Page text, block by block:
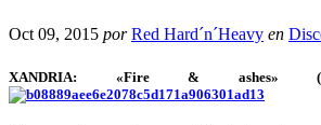
Oct 09, 2015 por Red Hard´n´Heavy en
XANDRIA: «Fire & ashes»